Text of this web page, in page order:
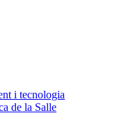
i tecnologia
de la Salle